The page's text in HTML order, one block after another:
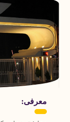
معرفی: